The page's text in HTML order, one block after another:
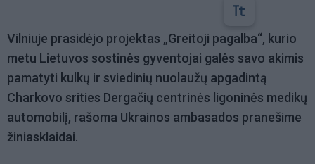
Vilniuje prasidėjo projektas „Greitoji pagalba“, kurio
metu Lietuvos sostinės gyventojai galės savo akimis
pamatyti kulkų ir sviedinių nuolaužų apgadintą
Charkovo srities Dergačių centrinės ligoninės medikų
automobilį, rašoma Ukrainos ambasados pranešime
žiniasklaidai.